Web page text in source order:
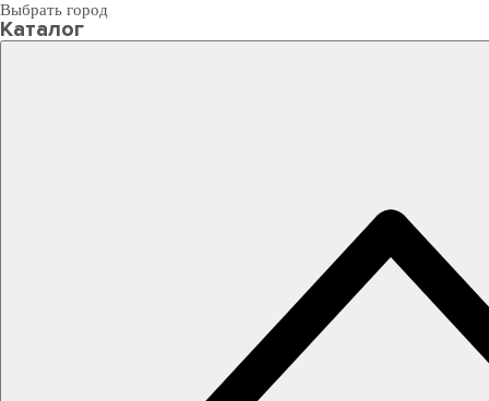
Выбрать город
Каталог